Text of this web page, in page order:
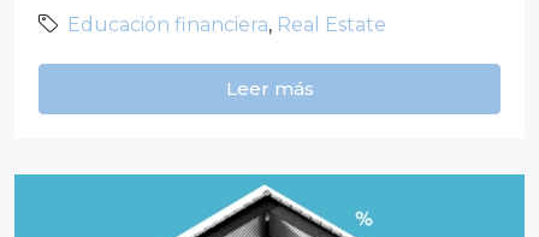
Educación financiera, Real Estate
Leer más